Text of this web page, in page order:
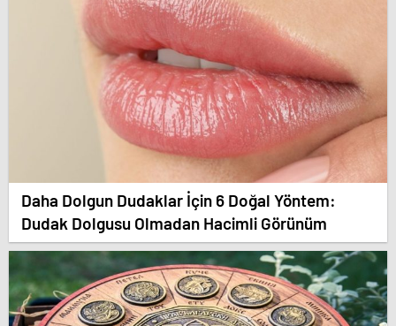
Daha Dolgun Dudaklar İçin 6 Doğal Yöntem:
Dudak Dolgusu Olmadan Hacimli Görünüm